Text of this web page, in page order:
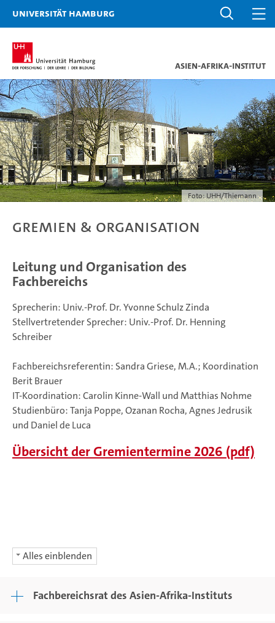
Universität Hamburg
Asien-Afrika-Institut
Foto: UHH/Thiemann
Gremien & Organisation
Leitung und Organisation des
Fachbereichs
Sprecherin: Univ.-Prof. Dr. Yvonne Schulz Zinda
Stellvertretender Sprecher: Univ.-Prof. Dr. Henning
Schreiber
Fachbereichsreferentin: Sandra Griese, M.A.; Koordination
Berit Brauer
IT-Koordination: Carolin Kinne-Wall und Matthias Nohme
Studienbüro: Tanja Poppe, Ozanan Rocha, Agnes Jedrusik
und Daniel de Luca
Übersicht der Gremientermine 2026 (pdf)
Alles einblenden
Fachbereichsrat des Asien-Afrika-Instituts